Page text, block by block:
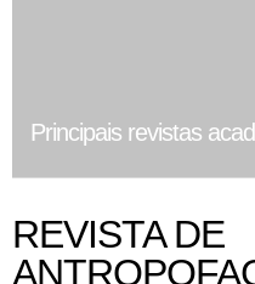
Principais revistas
REVISTA DE